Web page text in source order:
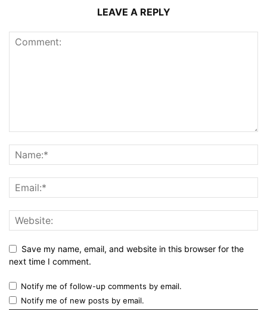
LEAVE A REPLY
Save my name, email, and website in this browser for the
next time I comment.
Notify me of follow-up comments by email.
Notify me of new posts by email.